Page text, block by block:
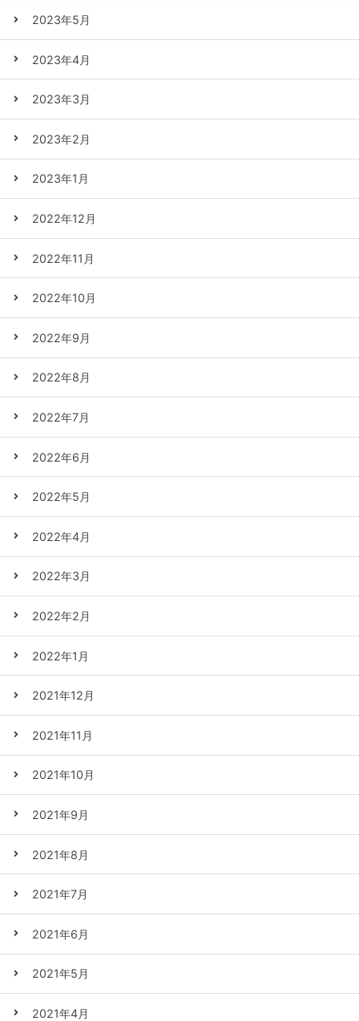
2023年5月
2023年4月
2023年3月
2023年2月
2023年1月
2022年12月
2022年11月
2022年10月
2022年9月
2022年8月
2022年7月
2022年6月
2022年5月
2022年4月
2022年3月
2022年2月
2022年1月
2021年12月
2021年11月
2021年10月
2021年9月
2021年8月
2021年7月
2021年6月
2021年5月
2021年4月